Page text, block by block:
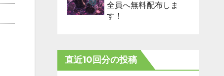
全員へ無料配布しま
す！
直近10回分の投稿